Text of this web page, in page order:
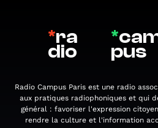
*ra
dio
*
pus
Radio Campus Paris est une radio
aux pratiques radiophoniques et qui
général : favoriser l'expression
rendre la culture et l'information